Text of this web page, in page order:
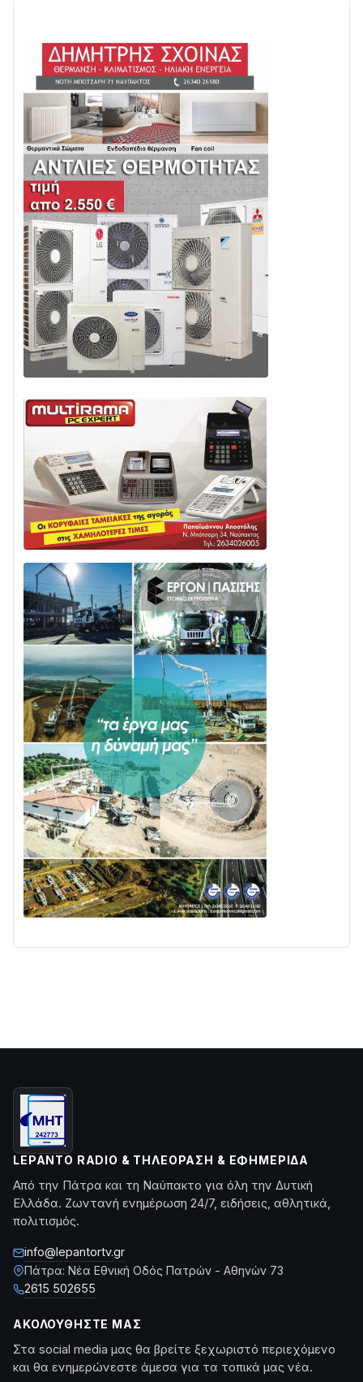
LEPANTO RADIO & ΤΗΛΕΌΡΑΣΗ & ΕΦΗΜΕΡΊΔΑ
Από την Πάτρα και τη Ναύπακτο για όλη την Δυτική
Ελλάδα. Ζωντανή ενημέρωση 24/7, ειδήσεις, αθλητικά,
πολιτισμός.
info@lepantortv.gr
Πάτρα: Νέα Εθνική Οδός Πατρών - Αθηνών 73
2615 502655
ΑΚΟΛΟΥΘΉΣΤΕ ΜΑΣ
Στα social media μας θα βρείτε ξεχωριστό περιεχόμενο
και θα ενημερώνεστε άμεσα για τα τοπικά μας νέα.